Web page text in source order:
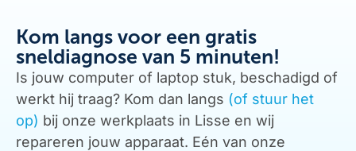
Kom langs voor een gratis
sneldiagnose van 5 minuten!
Is jouw computer of laptop stuk, beschadigd of
werkt hij traag? Kom dan langs (of stuur het
op) bij onze werkplaats in Lisse en wij
repareren jouw apparaat. Eén van onze